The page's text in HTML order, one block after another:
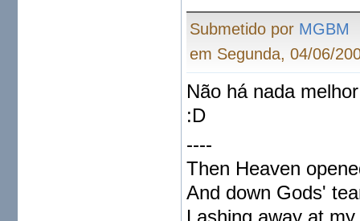
Submetido por MGBM
em Segunda, 04/06/
Não há nada
:D
----
Then Heaven
And down Gods'